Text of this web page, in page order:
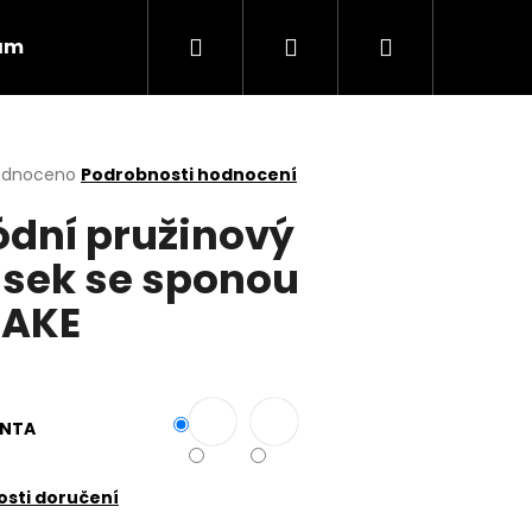
Obchodní podmínky Vrácení zboží
Hledat PřihlášeníNákupní
Podrobnosti hodnocení
pružinový
se sponou
doručení